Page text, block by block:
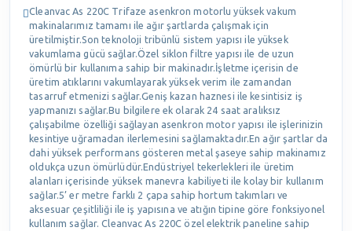
Cleanvac As 220C Trifaze asenkron motorlu yüksek vakum
makinalarımız tamamı ile ağır şartlarda çalışmak için
üretilmiştir.Son teknoloji tribünlü sistem yapısı ile yüksek
vakumlama gücü sağlar.Özel siklon filtre yapısı ile de uzun
ömürlü bir kullanıma sahip bir makinadır.İşletme içerisin de
üretim atıklarını vakumlayarak yüksek verim ile zamandan
tasarruf etmenizi sağlar.Geniş kazan haznesi ile kesintisiz iş
yapmanızı sağlar.Bu bilgilere ek olarak 24 saat aralıksız
çalışabilme özelliği sağlayan asenkron motor yapısı ile işlerinizin
kesintiye uğramadan ilerlemesini sağlamaktadır.En ağır şartlar da
dahi yüksek performans gösteren metal şaseye sahip makinamız
oldukça uzun ömürlüdür.Endüstriyel tekerlekleri ile üretim
alanları içerisinde yüksek manevra kabiliyeti ile kolay bir kullanım
sağlar.5’ er metre farklı 2 çapa sahip hortum takımları ve
aksesuar çeşitliliği ile iş yapısına ve atığın tipine göre fonksiyonel
kullanım sağlar. Cleanvac As 220C özel elektrik paneline sahip